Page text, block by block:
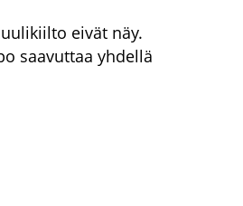
eivät näy.
saavuttaa yhdellä